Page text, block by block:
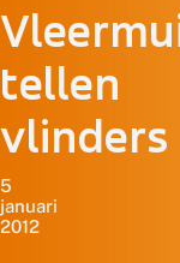
tellen
vlinders
5
januari
2012